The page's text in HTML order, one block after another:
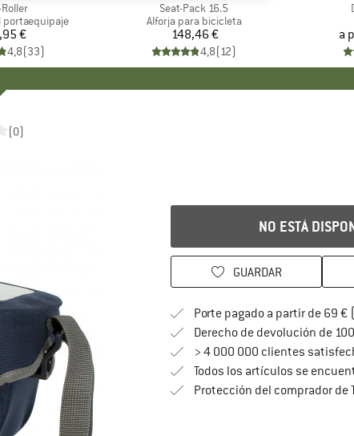
portaequipaje
Precio
€
4,8(33)
Artículo
Seat-Pack 16.5
Product group
Alforja para bicicleta
Precio
148,46 €
4,8(12)
a
(0)
NO ESTÁ
GUARDAR
Porte pagado a partir de 69 €
Derecho de devolución de
> 4 000 000 clientes
Todos los artículos se
Protección del comprador de